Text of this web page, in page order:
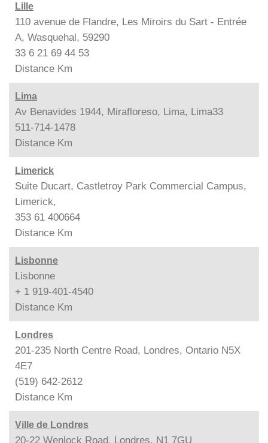
Lille
110 avenue de Flandre, Les Miroirs du Sart - Entrée
A, Wasquehal, 59290
33 6 21 69 44 53
Distance Km
Lima
Av Benavides 1944, Mirafloreso, Lima, Lima33
511-714-1478
Distance Km
Limerick
Suite Ducart, Castletroy Park Commercial Campus,
Limerick,
353 61 400664
Distance Km
Lisbonne
Lisbonne
+ 1 919-401-4540
Distance Km
Londres
201-235 North Centre Road, Londres, Ontario N5X
4E7
(519) 642-2612
Distance Km
Ville de Londres
20-22 Wenlock Road, Londres, N1 7GU